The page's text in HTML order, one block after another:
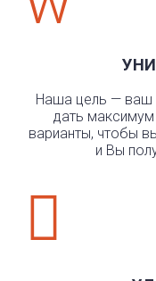
Наша цель — ваш
дать
варианты, чтобы
и Вы
